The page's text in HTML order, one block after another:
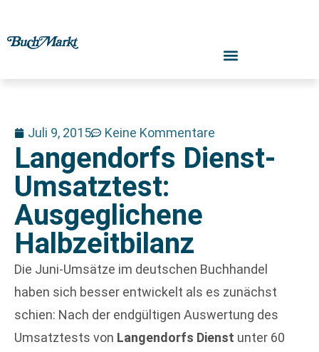
Juli 9, 2015 Keine Kommentare
Langendorfs Dienst-
Umsatztest:
Ausgeglichene
Halbzeitbilanz
Die Juni-Umsätze im deutschen Buchhandel
haben sich besser entwickelt als es zunächst
schien: Nach der endgültigen Auswertung des
Umsatztests von Langendorfs Dienst unter 60